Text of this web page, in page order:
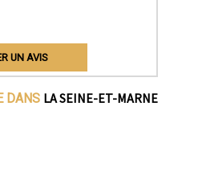
UN AVIS
DANS LA SEINE-ET-MARNE